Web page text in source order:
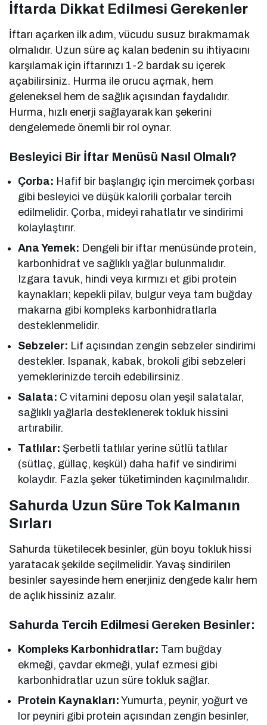
İftarda Dikkat Edilmesi Gerekenler
İftarı açarken ilk adım, vücudu susuz bırakmamak
olmalıdır. Uzun süre aç kalan bedenin su ihtiyacını
karşılamak için iftarınızı 1-2 bardak su içerek
açabilirsiniz. Hurma ile orucu açmak, hem
geleneksel hem de sağlık açısından faydalıdır.
Hurma, hızlı enerji sağlayarak kan şekerini
dengelemede önemli bir rol oynar.
Besleyici Bir İftar Menüsü Nasıl Olmalı?
Çorba: Hafif bir başlangıç için mercimek çorbası
gibi besleyici ve düşük kalorili çorbalar tercih
edilmelidir. Çorba, mideyi rahatlatır ve sindirimi
kolaylaştırır.
Ana Yemek: Dengeli bir iftar menüsünde protein,
karbonhidrat ve sağlıklı yağlar bulunmalıdır.
Izgara tavuk, hindi veya kırmızı et gibi protein
kaynakları; kepekli pilav, bulgur veya tam buğday
makarna gibi kompleks karbonhidratlarla
desteklenmelidir.
Sebzeler: Lif açısından zengin sebzeler sindirimi
destekler. Ispanak, kabak, brokoli gibi sebzeleri
yemeklerinizde tercih edebilirsiniz.
Salata: C vitamini deposu olan yeşil salatalar,
sağlıklı yağlarla desteklenerek tokluk hissini
artırabilir.
Tatlılar: Şerbetli tatlılar yerine sütlü tatlılar
(sütlaç, güllaç, keşkül) daha hafif ve sindirimi
kolaydır. Fazla şeker tüketiminden kaçınılmalıdır.
Sahurda Uzun Süre Tok Kalmanın
Sırları
Sahurda tüketilecek besinler, gün boyu tokluk hissi
yaratacak şekilde seçilmelidir. Yavaş sindirilen
besinler sayesinde hem enerjiniz dengede kalır hem
de açlık hissiniz azalır.
Sahurda Tercih Edilmesi Gereken Besinler:
Kompleks Karbonhidratlar: Tam buğday
ekmeği, çavdar ekmeği, yulaf ezmesi gibi
karbonhidratlar uzun süre tokluk sağlar.
Protein Kaynakları: Yumurta, peynir, yoğurt ve
lor peyniri gibi protein açısından zengin besinler,